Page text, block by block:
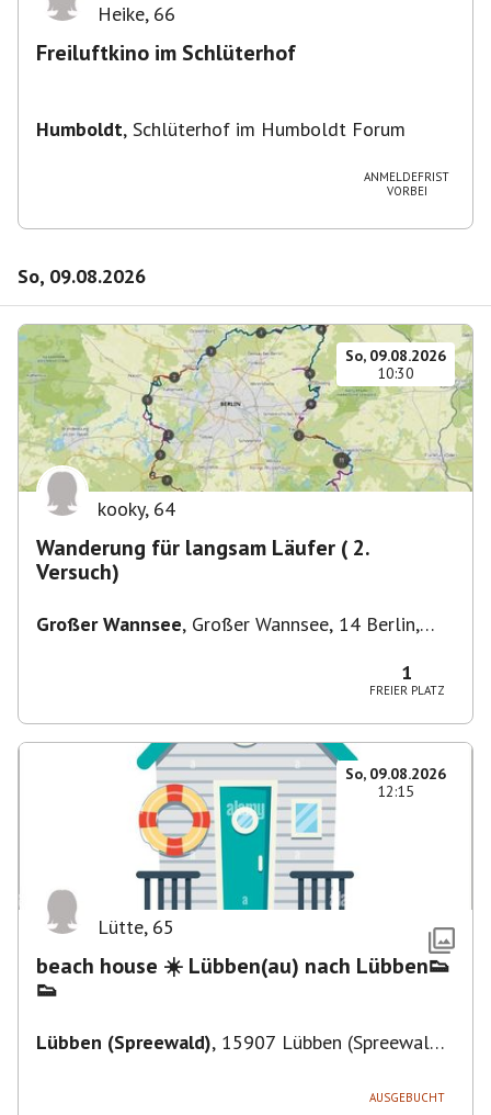
Heike, 66
Freiluftkino im Schlüterhof
Humboldt, Schlüterhof im Humboldt Forum
ANMELDEFRIST
VORBEI
So, 09.08.2026
So, 09.08.2026
10:30
kooky, 64
Wanderung für langsam Läufer ( 2.
Versuch)
Großer Wannsee, Großer Wannsee, 14 Berlin,
1
FREIER PLATZ
So, 09.08.2026
12:15
Lütte, 65
beach house ☀️ Lübben(au) nach Lübben👟
👟
Lübben (Spreewald), 15907 Lübben (Spreewald),
AUSGEBUCHT